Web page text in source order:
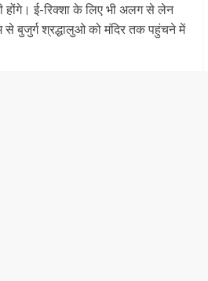
होंगे। ई-रिक्शा के लिए भी अलग से लेन
से बुजुर्ग श्रद्धालुओ को मंदिर तक पहुंचने में